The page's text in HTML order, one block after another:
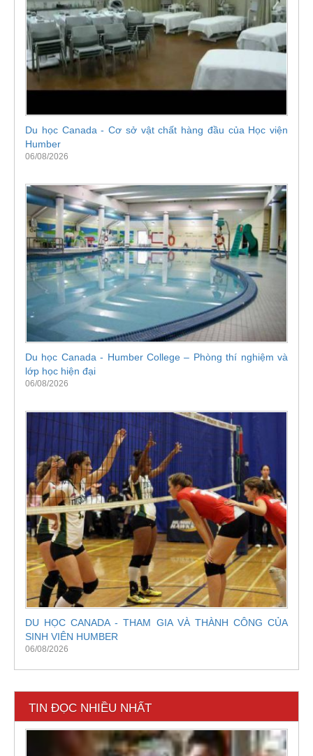
Du học Canada - Cơ sở vật chất hàng đầu của Học viện
Humber
06/08/2026
Du học Canada - Humber College – Phòng thí nghiệm và
lớp học hiện đại
06/08/2026
DU HỌC CANADA - THAM GIA VÀ THÀNH CÔNG CỦA
SINH VIÊN HUMBER
06/08/2026
TIN ĐỌC NHIỀU NHẤT